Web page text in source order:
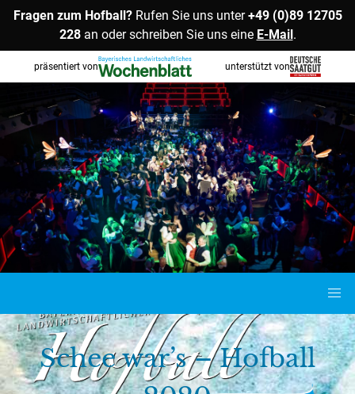
Skip
content
Fragen zum Hofball?Rufen Sie uns unter+49 (0)89 12705
228an oder schreiben Sie uns eine E-Mail.
präsentiert von unterstützt von
Schee war’s – Hofball